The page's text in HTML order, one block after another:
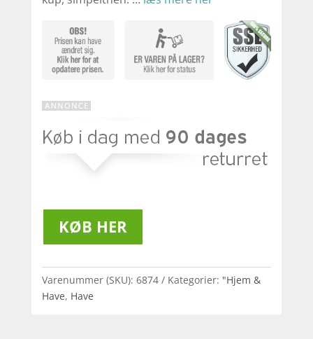
KØB HER
Varenummer (SKU): 6874 Kategorier: "Hjem &
Have, Have